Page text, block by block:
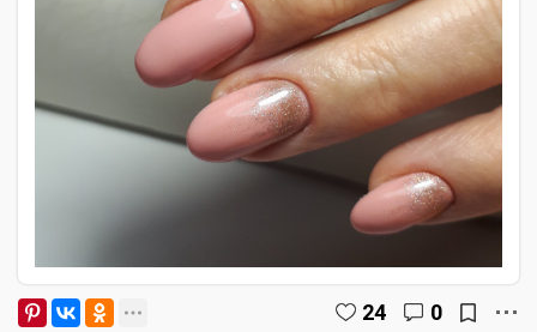
24 0